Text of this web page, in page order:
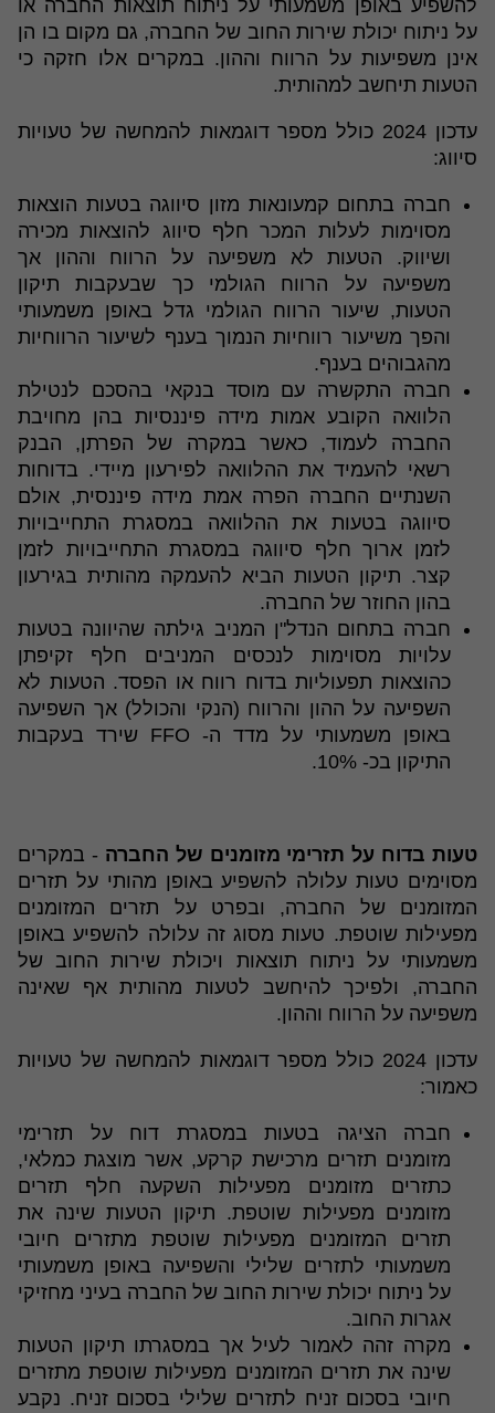
להשפיע באופן משמעותי על ניתוח תוצאות החברה או
על ניתוח יכולת שירות החוב של החברה, גם מקום בו הן
אינן משפיעות על הרווח וההון. במקרים אלו חזקה כי
הטעות תיחשב למהותית.
עדכון 2024 כולל מספר דוגמאות להמחשה של טעויות
סיווג:
חברה בתחום קמעונאות מזון סיווגה בטעות הוצאות
מסוימות לעלות המכר חלף סיווג להוצאות מכירה
ושיווק. הטעות לא משפיעה על הרווח וההון אך
משפיעה על הרווח הגולמי כך שבעקבות תיקון
הטעות, שיעור הרווח הגולמי גדל באופן משמעותי
והפך משיעור רווחיות הנמוך בענף לשיעור הרווחיות
מהגבוהים בענף.
חברה התקשרה עם מוסד בנקאי בהסכם לנטילת
הלוואה הקובע אמות מידה פיננסיות בהן מחויבת
החברה לעמוד, כאשר במקרה של הפרתן, הבנק
רשאי להעמיד את ההלוואה לפירעון מיידי. בדוחות
השנתיים החברה הפרה אמת מידה פיננסית, אולם
סיווגה בטעות את ההלוואה במסגרת התחייבויות
לזמן ארוך חלף סיווגה במסגרת התחייבויות לזמן
קצר. תיקון הטעות הביא להעמקה מהותית בגירעון
בהון החוזר של החברה.
חברה בתחום הנדל"ן המניב גילתה שהיוונה בטעות
עלויות מסוימות לנכסים המניבים חלף זקיפתן
כהוצאות תפעוליות בדוח רווח או הפסד. הטעות לא
השפיעה על ההון והרווח (הנקי והכולל) אך השפיעה
באופן משמעותי על מדד ה- FFO שירד בעקבות
התיקון בכ- 10%.
טעות בדוח על תזרימי מזומנים של החברה - במקרים
מסוימים טעות עלולה להשפיע באופן מהותי על תזרים
המזומנים של החברה, ובפרט על תזרים המזומנים
מפעילות שוטפת. טעות מסוג זה עלולה להשפיע באופן
משמעותי על ניתוח תוצאות ויכולת שירות החוב של
החברה, ולפיכך להיחשב לטעות מהותית אף שאינה
משפיעה על הרווח וההון.
עדכון 2024 כולל מספר דוגמאות להמחשה של טעויות
כאמור:
חברה הציגה בטעות במסגרת דוח על תזרימי
מזומנים תזרים מרכישת קרקע, אשר מוצגת כמלאי,
כתזרים מזומנים מפעילות השקעה חלף תזרים
מזומנים מפעילות שוטפת. תיקון הטעות שינה את
תזרים המזומנים מפעילות שוטפת מתזרים חיובי
משמעותי לתזרים שלילי והשפיעה באופן משמעותי
על ניתוח יכולת שירות החוב של החברה בעיני מחזיקי
אגרות החוב.
מקרה זהה לאמור לעיל אך במסגרתו תיקון הטעות
שינה את תזרים המזומנים מפעילות שוטפת מתזרים
חיובי בסכום זניח לתזרים שלילי בסכום זניח. נקבע